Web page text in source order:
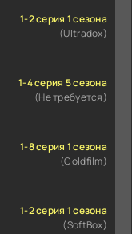
1-2 серия 1 сезона
(Ultradox)
1-4 серия 5 сезона
(Не требуется)
1-8 серия 1 сезона
(Coldfilm)
1-2 серия 1 сезона
(SoftBox)